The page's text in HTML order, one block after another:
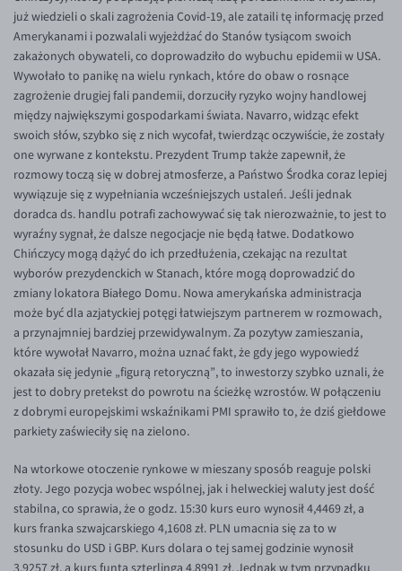
USD/CHF
GBP/CHF
już wiedzieli o skali zagrożenia Covid-19, ale zataili tę informację przed
Amerykanami i pozwalali wyjeżdżać do Stanów tysiącom swoich
zakażonych obywateli, co doprowadziło do wybuchu epidemii w USA.
Wywołało to panikę na wielu rynkach, które do obaw o rosnące
zagrożenie drugiej fali pandemii, dorzuciły ryzyko wojny handlowej
między największymi gospodarkami świata. Navarro, widząc efekt
swoich słów, szybko się z nich wycofał, twierdząc oczywiście, że zostały
one wyrwane z kontekstu. Prezydent Trump także zapewnił, że
rozmowy toczą się w dobrej atmosferze, a Państwo Środka coraz lepiej
wywiązuje się z wypełniania wcześniejszych ustaleń. Jeśli jednak
doradca ds. handlu potrafi zachowywać się tak nierozważnie, to jest to
wyraźny sygnał, że dalsze negocjacje nie będą łatwe. Dodatkowo
Chińczycy mogą dążyć do ich przedłużenia, czekając na rezultat
wyborów prezydenckich w Stanach, które mogą doprowadzić do
zmiany lokatora Białego Domu. Nowa amerykańska administracja
może być dla azjatyckiej potęgi łatwiejszym partnerem w rozmowach,
a przynajmniej bardziej przewidywalnym. Za pozytyw zamieszania,
które wywołał Navarro, można uznać fakt, że gdy jego wypowiedź
okazała się jedynie „figurą retoryczną”, to inwestorzy szybko uznali, że
jest to dobry pretekst do powrotu na ścieżkę wzrostów. W połączeniu
z dobrymi europejskimi wskaźnikami PMI sprawiło to, że dziś giełdowe
parkiety zaświeciły się na zielono.
Na wtorkowe otoczenie rynkowe w mieszany sposób reaguje polski
złoty. Jego pozycja wobec wspólnej, jak i helweckiej waluty jest dość
stabilna, co sprawia, że o godz. 15:30 kurs euro wynosił 4,4469 zł, a
kurs franka szwajcarskiego 4,1608 zł. PLN umacnia się za to w
stosunku do USD i GBP. Kurs dolara o tej samej godzinie wynosił
3,9257 zł, a kurs funta szterlinga 4,8991 zł. Jednak w tym przypadku